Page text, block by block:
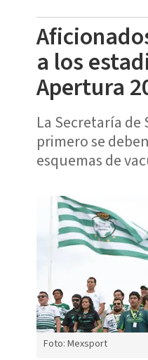
a los
Apertura
La Secretaría
primero se
esquemas de
Foto: Mexsport